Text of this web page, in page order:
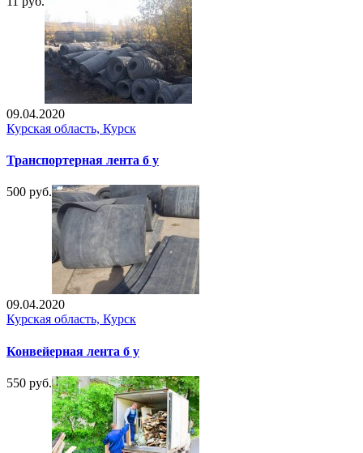
09.04.2020
Курская область, Курск
Транспортерная лента б у
500 руб.
09.04.2020
Курская область, Курск
Конвейерная лента б у
550 руб.